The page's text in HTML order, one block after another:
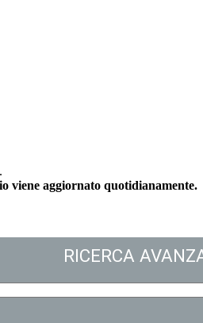
.
viene aggiornato quotidianamente.
RICERCA